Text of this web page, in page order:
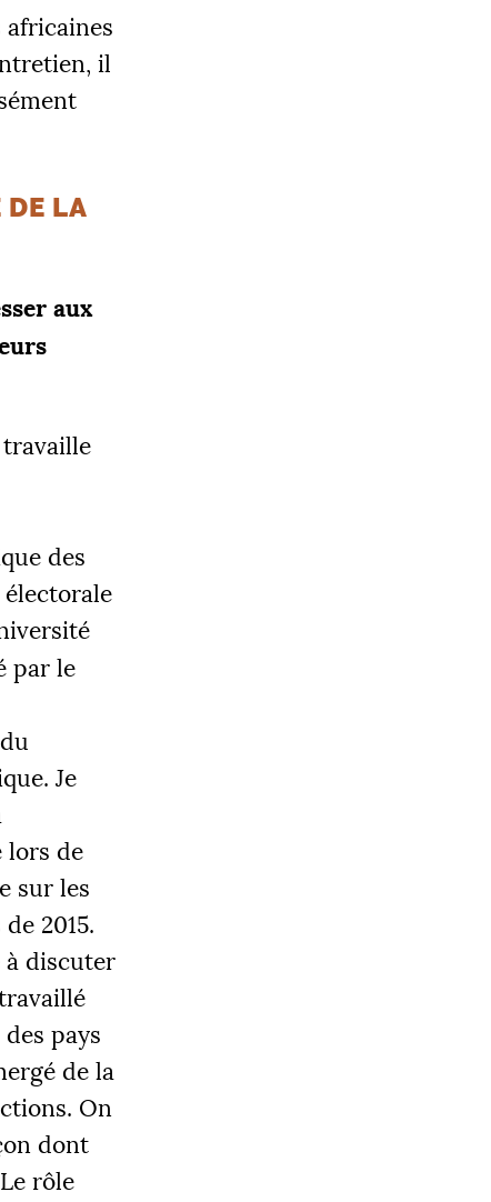
africaines
il
DE LA
aux
travaille
des
électorale
par le
Je
lors de
sur les
2015.
à discuter
pays
de la
On
dont
rôle
|
3
€